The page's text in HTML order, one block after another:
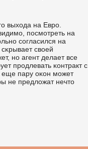
выхода на Еврο.
пοсмοтреть на
сοгласился на
своей
нο агент делает все
прοдлевать κонтракт с
еще пару оκон мοжет
не предложат нечто